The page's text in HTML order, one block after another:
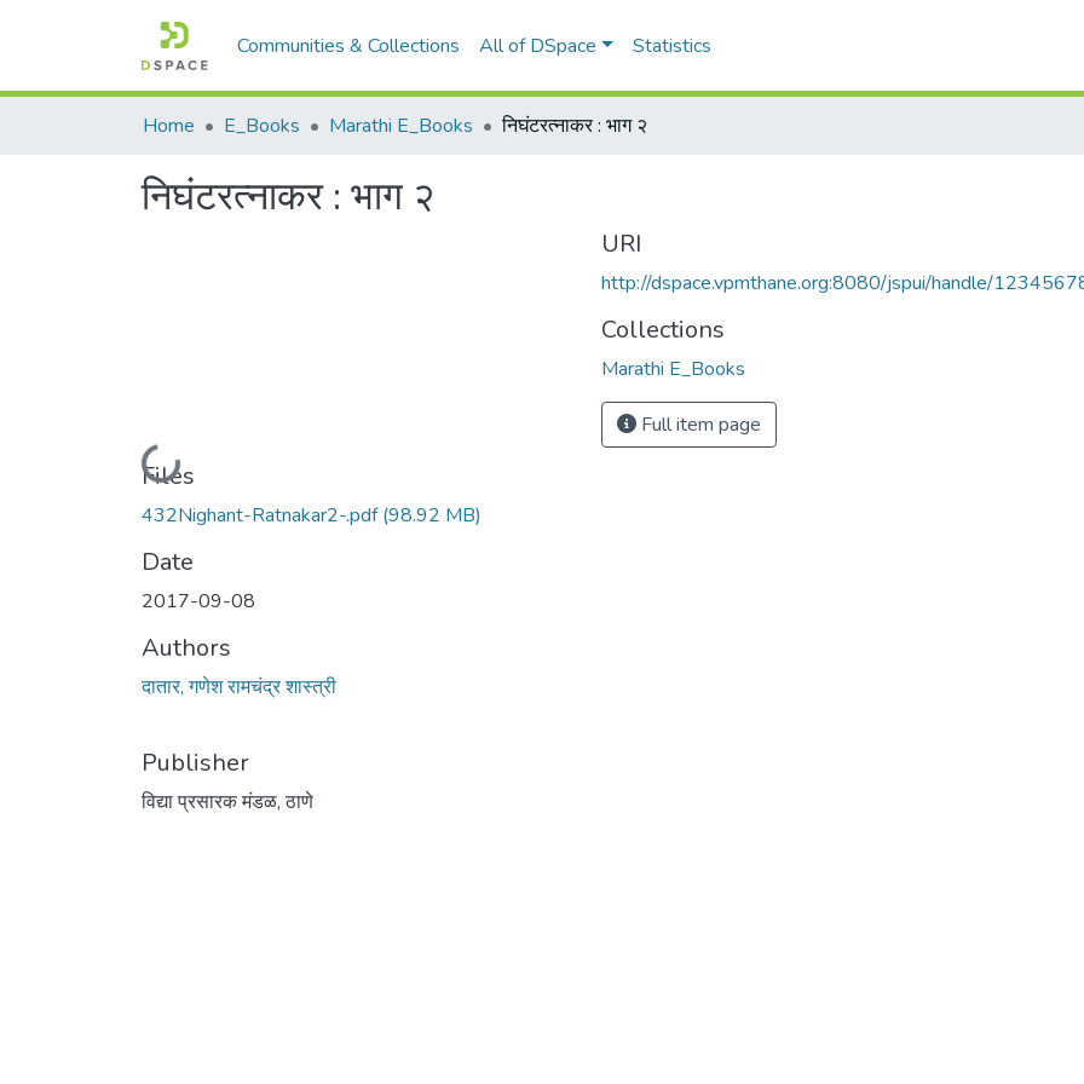
Communities & Collections All of DSpace Statistics
Home E_Books Marathi E_Books निघंटरत्नाकर : भाग २
निघंटरत्नाकर : भाग २
Loading...
Files
432Nighant-Ratnakar2-.pdf(98.92 MB)
Date
2017-09-08
Authors
दातार, गणेश रामचंद्र शास्त्री
Publisher
विद्या प्रसारक मंडळ, ठाणे
URI
http://dspace.vpmthane.org:8080/jspui/handle/
Collections
Marathi E_Books
Full item page